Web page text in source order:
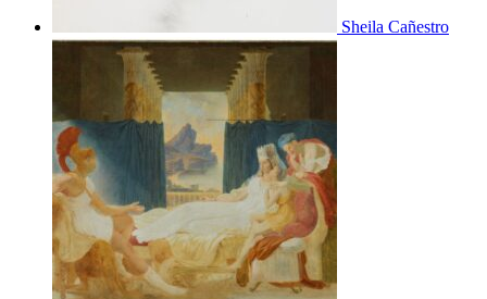
Sheila Cañestro